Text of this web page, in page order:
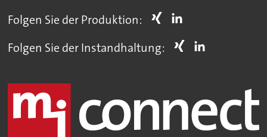
Folgen Sie der Produktion:
Folgen Sie der Instandhaltung: